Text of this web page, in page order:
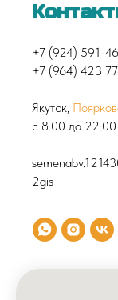
+7 (924) 591-
+7 (964) 423
Якутск,
с 8:00 до 22:00
2gis